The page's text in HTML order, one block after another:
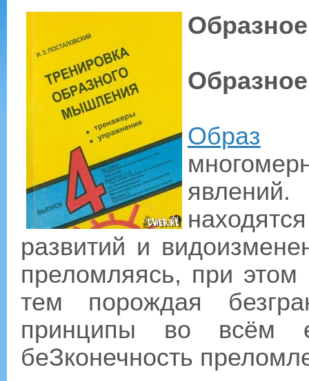
Образ
развитий и
преломляясь, при
тем порождая
принципы во всём
беЗконечность